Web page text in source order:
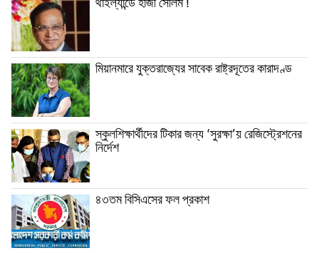
মিয়ানমারে যুক্তরাজ্যের সাবেক রাষ্ট্রদূতের কারাদণ্ড
স্কুলশিক্ষার্থীদের টিকার জন্য ‘সুরক্ষা’য় রেজিস্ট্রেশনের
নির্দেশ
৪৩তম বিসিএসের ফল প্রকাশ